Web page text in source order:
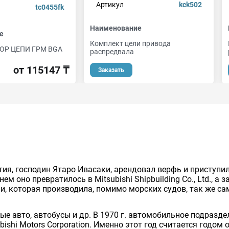
tc0455fk
ЦЕПИ ГРМ BGA
от 115147 ₸
Артикул kck502
Наименование
Комплект цели привода
распредвала
Заказать
господин Ятаро Ивасаки, арендовал верфь и
оно превратилось в Mitsubishi Shipbuilding Co., Ltd., а
которая производила, помимо морских судов, так же
авто, автобусы и др. В 1970 г. автомобильное
Motors Corporation. Именно этот год считается годом